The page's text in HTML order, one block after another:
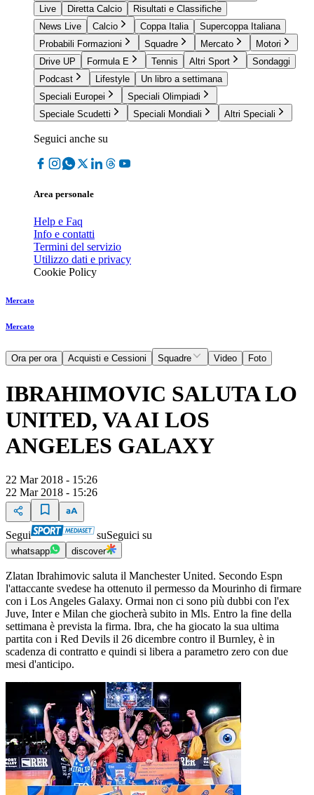
Live
Diretta Calcio
Risultati e Classifiche
News Live
Calcio Coppa Italia
Supercoppa Italiana
Probabili Formazioni
Squadre Mercato
Motori
Drive UP
Formula E Tennis Altri Sport
Sondaggi
Podcast
Lifestyle
Un libro a settimana
Speciali Europei
Speciali Olimpiadi
Speciale Scudetti
Speciali Mondiali Altri Speciali
Seguici anche su
Area personale
Help e Faq
Info e contatti
Termini del servizio
Utilizzo dati e privacy
Cookie Policy
Mercato
Mercato
Ora per ora Acquisti e Cessioni Squadre Video Foto
IBRAHIMOVIC SALUTA LO
UNITED, VA AI LOS
ANGELES GALAXY
22 Mar 2018 - 15:26
22 Mar 2018 - 15:26
Segui suSeguici su
whatsapp discover
Zlatan Ibrahimovic saluta il Manchester United. Secondo Espn
l'attaccante svedese ha ottenuto il permesso da Mourinho di firmare
con i Los Angeles Galaxy. Ormai non ci sono più dubbi con l'ex
Juve, Inter e Milan che giocherà subito in Mls. Entro la fine della
settimana è prevista la firma. Ibra, che ha giocato la sua ultima
partita con i Red Devils il 26 dicembre contro il Burnley, è in
scadenza di contratto e quindi si libera a parametro zero con due
mesi d'anticipo.